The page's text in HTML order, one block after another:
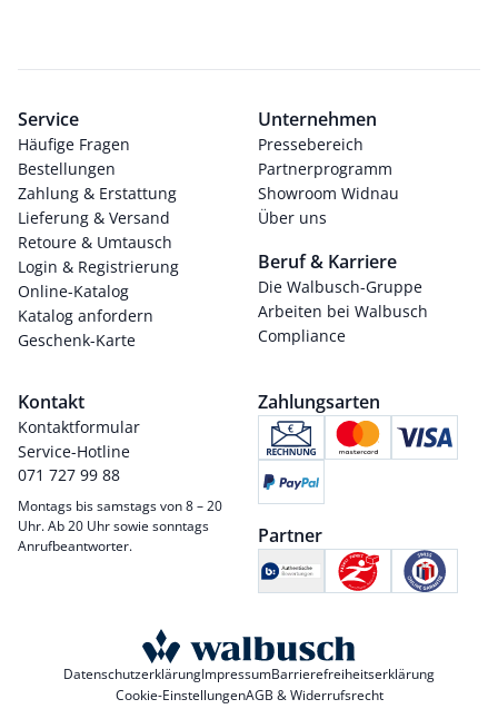
Service
Häufige Fragen
Bestellungen
Zahlung & Erstattung
Lieferung & Versand
Retoure & Umtausch
Login & Registrierung
Online-Katalog
Katalog anfordern
Geschenk-Karte
Unternehmen
Pressebereich
Partnerprogramm
Showroom Widnau
Über uns
Beruf & Karriere
Die Walbusch-Gruppe
Arbeiten bei Walbusch
Compliance
Kontakt
Kontaktformular
Service-Hotline
071 727 99 88
Montags bis samstags von 8 – 20
Uhr. Ab 20 Uhr sowie sonntags
Anrufbeantworter.
Zahlungsarten
Partner
DatenschutzerklärungImpressumBarrierefreiheitserklärung
Cookie-EinstellungenAGB & Widerrufsrecht